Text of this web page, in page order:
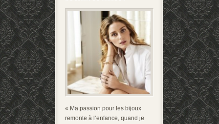
« Ma passion pour les bijoux
remonte à l’enfance, quand je